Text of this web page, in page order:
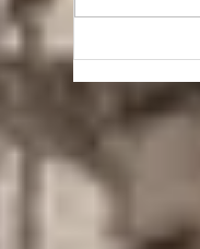
uomo di